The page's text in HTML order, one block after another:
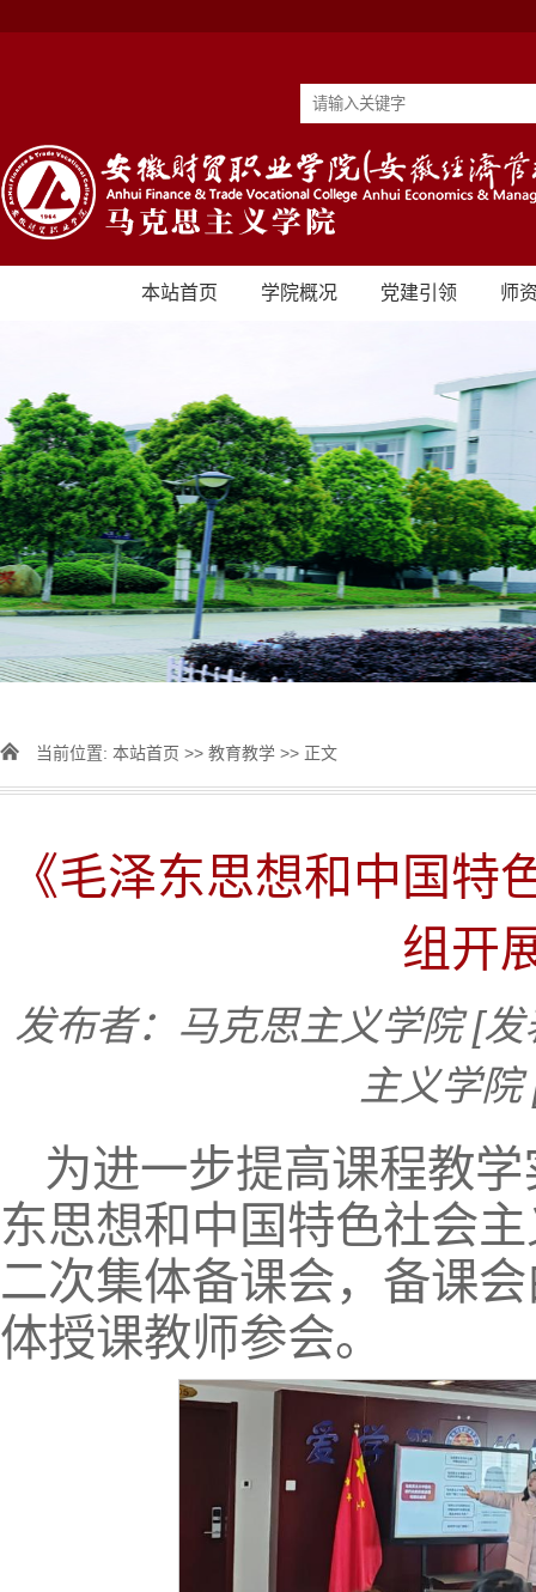
本站首页 学院概况 党建引领 师
当前位置: 本站首页 >> 教育教学 >> 正文
《毛泽东思想和中国
组开
发布者：马克思主义学院 [
主义学院
为进一步提高课程教
东思想和中国特色社会
二次集体备课会，备课
体授课教师参会。